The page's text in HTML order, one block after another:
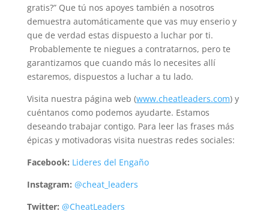
gratis?” Que tú nos apoyes también a nosotros
demuestra automáticamente que vas muy enserio y
que de verdad estas dispuesto a luchar por ti.
Probablemente te niegues a contratarnos, pero te
garantizamos que cuando más lo necesites allí
estaremos, dispuestos a luchar a tu lado.
Visita nuestra página web (www.cheatleaders.com) y
cuéntanos como podemos ayudarte. Estamos
deseando trabajar contigo. Para leer las frases más
épicas y motivadoras visita nuestras redes sociales:
Facebook: Lideres del Engaño
Instagram: @cheat­_leaders
Twitter: @CheatLeaders